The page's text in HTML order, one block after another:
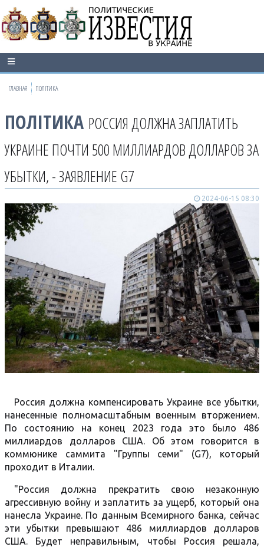
ГЛАВНАЯ ПОЛІТИКА
ПОЛІТИКА РОССИЯ ДОЛЖНА ЗАПЛАТИТЬ
УКРАИНЕ ПОЧТИ 500 МИЛЛИАРДОВ ДОЛЛАРОВ ЗА
УБЫТКИ, - ЗАЯВЛЕНИЕ G7
2024-06-15 08:30
Россия должна компенсировать Украине все убытки,
нанесенные полномасштабным военным вторжением.
По состоянию на конец 2023 года это было 486
миллиардов долларов США. Об этом говорится в
коммюнике саммита "Группы семи" (G7), который
проходит в Италии.
"Россия должна прекратить свою незаконную
агрессивную войну и заплатить за ущерб, который она
нанесла Украине. По данным Всемирного банка, сейчас
эти убытки превышают 486 миллиардов долларов
США. Будет неправильным, чтобы Россия решала,